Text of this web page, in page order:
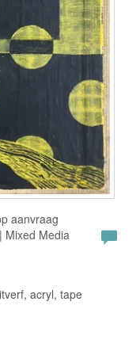
aanvraag
Mixed Media
acryl, tape